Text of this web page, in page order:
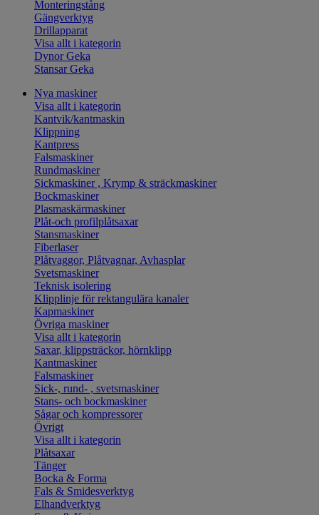
Monteringstång
Gängverktyg
Drillapparat
Visa allt i kategorin
Dynor Geka
Stansar Geka
Nya maskiner
Visa allt i kategorin
Kantvik/kantmaskin
Klippning
Kantpress
Falsmaskiner
Rundmaskiner
Sickmaskiner , Krymp & sträckmaskiner
Bockmaskiner
Plasmaskärmaskiner
Plåt-och profilplåtsaxar
Stansmaskiner
Fiberlaser
Plåtvaggor, Plåtvagnar, Avhasplar
Svetsmaskiner
Teknisk isolering
Klipplinje för rektangulära kanaler
Kapmaskiner
Övriga maskiner
Visa allt i kategorin
Saxar, klippsträckor, hörnklipp
Kantmaskiner
Falsmaskiner
Sick-, rund- , svetsmaskiner
Stans- och bockmaskiner
Sågar och kompressorer
Övrigt
Visa allt i kategorin
Plåtsaxar
Tänger
Bocka & Forma
Fals & Smidesverktyg
Elhandverktyg